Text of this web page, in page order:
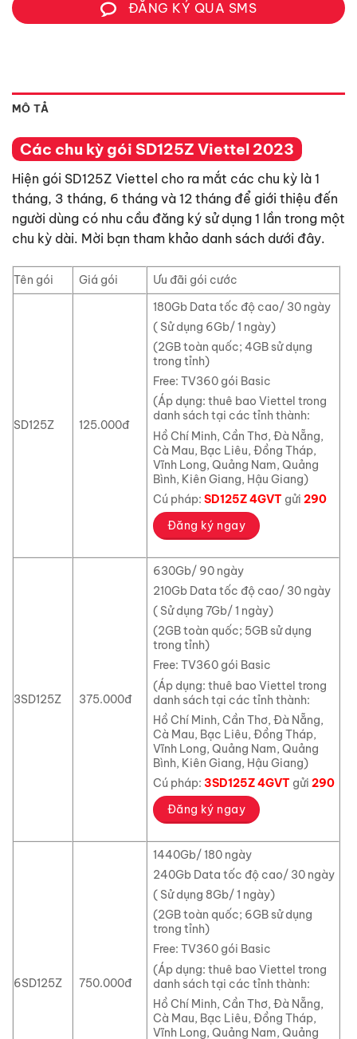
ĐĂNG KÝ QUA SMS
MÔ TẢ
Các chu kỳ gói SD125Z Viettel 2023
Hiện gói SD125Z Viettel cho ra mắt các chu kỳ là 1
tháng, 3 tháng, 6 tháng và 12 tháng để giới thiệu đến
người dùng có nhu cầu đăng ký sử dụng 1 lần trong một
chu kỳ dài. Mời bạn tham khảo danh sách dưới đây.
Tên gói Giá gói Ưu đãi gói cước
SD125Z 125.000đ
180Gb Data tốc độ cao/ 30 ngày
( Sử dụng 6Gb/ 1 ngày)
(2GB toàn quốc; 4GB sử dụng
trong tỉnh)
Free: TV360 gói Basic
(Áp dụng: thuê bao Viettel trong
danh sách tại các tỉnh thành:
Hồ Chí Minh, Cần Thơ, Đà Nẵng,
Cà Mau, Bạc Liêu, Đồng Tháp,
Vĩnh Long, Quảng Nam, Quảng
Bình, Kiên Giang, Hậu Giang)
Cú pháp: SD125Z 4GVT gửi290
Đăng ký ngay
3SD125Z 375.000đ
630Gb/ 90 ngày
210Gb Data tốc độ cao/ 30 ngày
( Sử dụng 7Gb/ 1 ngày)
(2GB toàn quốc; 5GB sử dụng
trong tỉnh)
Free: TV360 gói Basic
(Áp dụng: thuê bao Viettel trong
danh sách tại các tỉnh thành:
Hồ Chí Minh, Cần Thơ, Đà Nẵng,
Cà Mau, Bạc Liêu, Đồng Tháp,
Vĩnh Long, Quảng Nam, Quảng
Bình, Kiên Giang, Hậu Giang)
Cú pháp: 3SD125Z 4GVT gửi290
Đăng ký ngay
6SD125Z 750.000đ
1440Gb/ 180 ngày
240Gb Data tốc độ cao/ 30 ngày
( Sử dụng 8Gb/ 1 ngày)
(2GB toàn quốc; 6GB sử dụng
trong tỉnh)
Free: TV360 gói Basic
(Áp dụng: thuê bao Viettel trong
danh sách tại các tỉnh thành:
Hồ Chí Minh, Cần Thơ, Đà Nẵng,
Cà Mau, Bạc Liêu, Đồng Tháp,
Vĩnh Long, Quảng Nam, Quảng